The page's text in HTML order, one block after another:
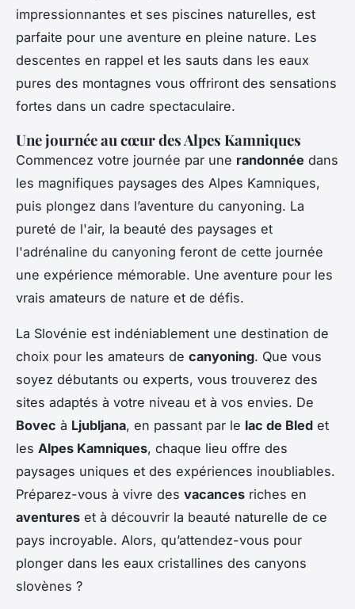
impressionnantes et ses piscines naturelles, est
parfaite pour une aventure en pleine nature. Les
descentes en rappel et les sauts dans les eaux
pures des montagnes vous offriront des sensations
fortes dans un cadre spectaculaire.
Une journée au cœur des Alpes Kamniques
Commencez votre journée par une randonnée dans
les magnifiques paysages des Alpes Kamniques,
puis plongez dans l’aventure du canyoning. La
pureté de l'air, la beauté des paysages et
l'adrénaline du canyoning feront de cette journée
une expérience mémorable. Une aventure pour les
vrais amateurs de nature et de défis.
La Slovénie est indéniablement une destination de
choix pour les amateurs de canyoning. Que vous
soyez débutants ou experts, vous trouverez des
sites adaptés à votre niveau et à vos envies. De
Bovec à Ljubljana, en passant par le lac de Bled et
les Alpes Kamniques, chaque lieu offre des
paysages uniques et des expériences inoubliables.
Préparez-vous à vivre des vacances riches en
aventures et à découvrir la beauté naturelle de ce
pays incroyable. Alors, qu’attendez-vous pour
plonger dans les eaux cristallines des canyons
slovènes ?